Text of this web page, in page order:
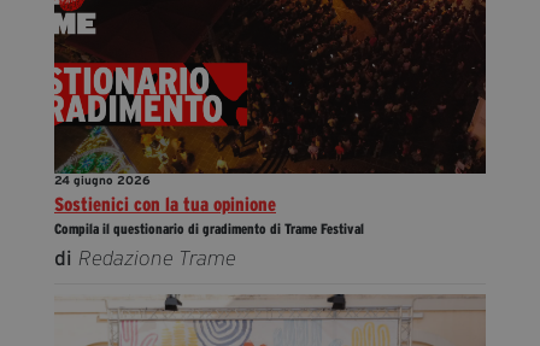
24 giugno 2026
Sostienici con la tua opinione
Compila il questionario di gradimento di Trame Festival
di Redazione Trame